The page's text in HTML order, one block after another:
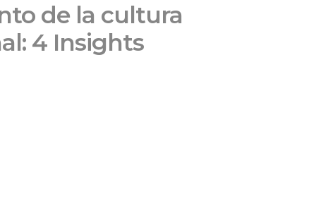
de la cultura
4 Insights